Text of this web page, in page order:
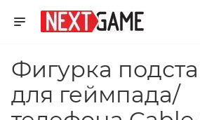
Фигурка
для геймпада/